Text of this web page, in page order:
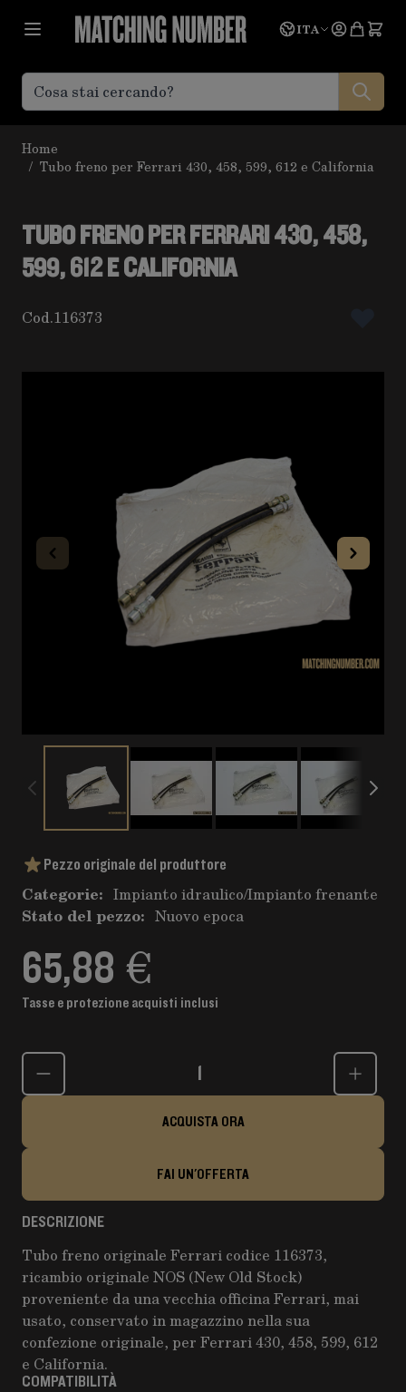
Lingua
ITA
Home
/ Tubo freno per Ferrari 430, 458, 599, 612 e California
TUBO FRENO PER FERRARI 430, 458,
599, 612 E CALIFORNIA
Cod.116373
Pezzo originale del produttore
Categorie: Impianto idraulico/Impianto frenante
Stato del pezzo: Nuovo epoca
65,88 €
Tasse e protezione acquisti inclusi
Quantità
ACQUISTA ORA
FAI UN'OFFERTA
DESCRIZIONE
Tubo freno originale Ferrari codice 116373,
ricambio originale NOS (New Old Stock)
proveniente da una vecchia officina Ferrari, mai
usato, conservato in magazzino nella sua
confezione originale, per Ferrari 430, 458, 599, 612
e California.
COMPATIBILITÀ